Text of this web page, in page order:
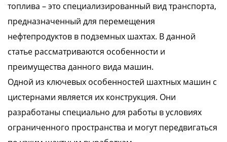
топлива – это специализированный вид транспорта,
предназначенный для перемещения
нефтепродуктов в подземных шахтах. В данной
статье рассматриваются особенности и
преимущества данного вида машин.
Одной из ключевых особенностей шахтных машин с
цистернами является их конструкция. Они
разработаны специально для работы в условиях
ограниченного пространства и могут передвигаться